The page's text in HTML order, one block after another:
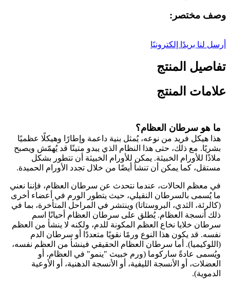
وصف مختصر:
أرسل لنا بريدًا إلكترونيًا
تفاصيل المنتج
علامات المنتج
ما هو سرطان العظام؟
هذا هيكل فريد من نوعه، يُمثل بنية داعمة وإطارًا وهيكلًا عظميًا
بشريًا. مع ذلك، حتى هذا النظام الذي يبدو متينًا قد يُهمّش ويصبح
ملاذًا للأورام الخبيثة. يمكن للأورام الخبيثة أن تتطور بشكل
مستقل، كما يمكن أن تنشأ أيضًا من خلال تجدد الأورام الحميدة.
في معظم الحالات، عندما نتحدث عن سرطان العظام، فإننا نعني
ما يُسمى بالسرطان النقيلي، حيث يتطور الورم في أعضاء أخرى
(كالرئة، الثدي، البروستاتا) وينتشر في المراحل المتأخرة، بما في
ذلك أنسجة العظام. يُطلق على سرطان العظام أحيانًا اسم
سرطان خلايا نخاع العظم المكونة للدم، ولكنه لا ينشأ من العظم
نفسه. قد يكون هذا النوع ورمًا نقويًا متعددًا أو سرطان الدم
(اللوكيميا). أما سرطان العظام الحقيقي فينشأ من العظم نفسه،
ويُسمى عادةً ساركوما (ورم خبيث "ينمو" في العظام، أو
العضلات، أو الأنسجة الليفية، أو الأنسجة الدهنية، أو الأوعية
الدموية).